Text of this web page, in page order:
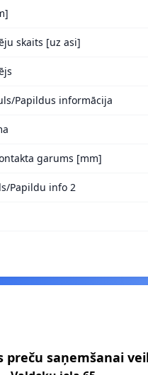
skaits [uz asi]
Papildus informācija
garums [mm]
Papildu info 2
preču saņemšanai